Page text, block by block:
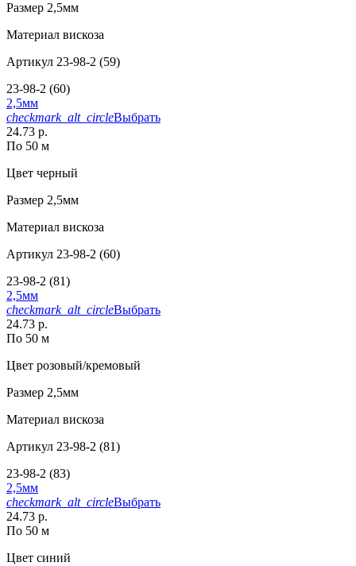
Размер 2,5мм
Материал вискоза
Артикул 23-98-2 (59)
23-98-2 (60)
2,5мм
checkmark_alt_circleВыбрать
24.73 р.
По 50 м
Цвет черный
Размер 2,5мм
Материал вискоза
Артикул 23-98-2 (60)
23-98-2 (81)
2,5мм
checkmark_alt_circleВыбрать
24.73 р.
По 50 м
Цвет розовый/кремовый
Размер 2,5мм
Материал вискоза
Артикул 23-98-2 (81)
23-98-2 (83)
2,5мм
checkmark_alt_circleВыбрать
24.73 р.
По 50 м
Цвет синий